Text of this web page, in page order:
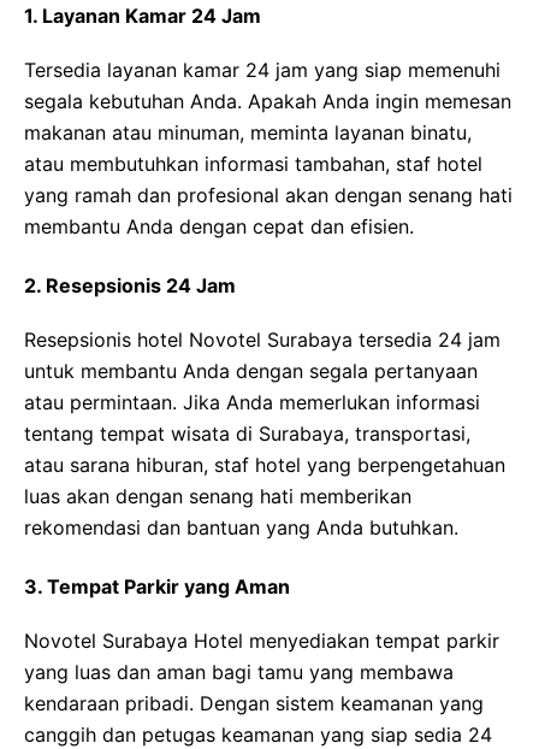
1. Layanan Kamar 24 Jam
Tersedia layanan kamar 24 jam yang siap memenuhi
segala kebutuhan Anda. Apakah Anda ingin memesan
makanan atau minuman, meminta layanan binatu,
atau membutuhkan informasi tambahan, staf hotel
yang ramah dan profesional akan dengan senang hati
membantu Anda dengan cepat dan efisien.
2. Resepsionis 24 Jam
Resepsionis hotel Novotel Surabaya tersedia 24 jam
untuk membantu Anda dengan segala pertanyaan
atau permintaan. Jika Anda memerlukan informasi
tentang tempat wisata di Surabaya, transportasi,
atau sarana hiburan, staf hotel yang berpengetahuan
luas akan dengan senang hati memberikan
rekomendasi dan bantuan yang Anda butuhkan.
3. Tempat Parkir yang Aman
Novotel Surabaya Hotel menyediakan tempat parkir
yang luas dan aman bagi tamu yang membawa
kendaraan pribadi. Dengan sistem keamanan yang
canggih dan petugas keamanan yang siap sedia 24